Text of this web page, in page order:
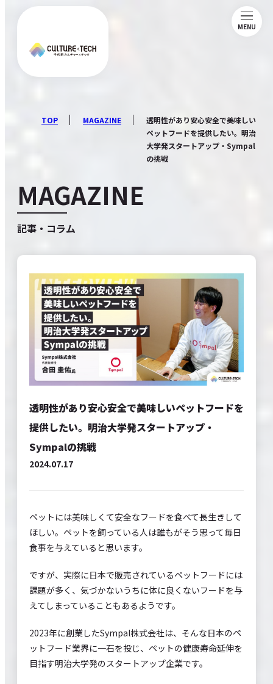
MENU
NEWS
MAGAZINE
MEMBERSHIP
EVENTS
CONTACT
SITE POLICY
TOP MAGAZINE
透明性があり安心安全で美味しい
ペットフードを提供したい。明治
大学発スタートアップ・Sympal
の挑戦
MAGAZINE
記事・コラム
透明性があり安心安全で美味しいペットフードを
提供したい。明治大学発スタートアップ・
Sympalの挑戦
2024.07.17
ペットには美味しくて安全なフードを食べて長生きして
ほしい。ペットを飼っている人は誰もがそう思って毎日
食事を与えていると思います。
ですが、実際に日本で販売されているペットフードには
課題が多く、気づかないうちに体に良くないフードを与
えてしまっていることもあるようです。
2023年に創業したSympal株式会社は、そんな日本のペ
ットフード業界に一石を投じ、ペットの健康寿命延伸を
目指す明治大学発のスタートアップ企業です。